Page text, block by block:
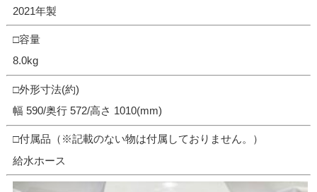
2021年製
□容量
8.0kg
□外形寸法(約)
幅 590/奥行 572/高さ 1010(mm)
□付属品（※記載のない物は付属しておりません。）
給水ホース